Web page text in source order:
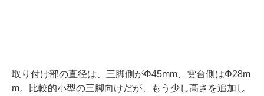
取り付け部の直径は、三脚側がΦ45mm、雲台側はΦ28m
m。比較的小型の三脚向けだが、もう少し高さを追加し